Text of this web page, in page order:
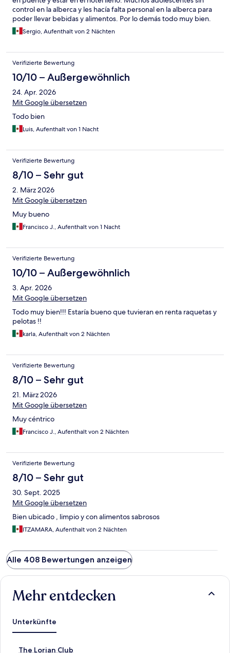
control en la alberca y les hacía falta personal en la alberca para
poder llevar bebidas y alimentos. Por lo demás todo muy bien.
Sergio, Aufenthalt von 2 Nächten
Verifizierte Bewertung
10/10 – Außergewöhnlich
24. Apr. 2026
Mit Google übersetzen
Todo bien
Luis, Aufenthalt von 1 Nacht
Verifizierte Bewertung
8/10 – Sehr gut
2. März 2026
Mit Google übersetzen
Muy bueno
Francisco J., Aufenthalt von 1 Nacht
Verifizierte Bewertung
10/10 – Außergewöhnlich
3. Apr. 2026
Mit Google übersetzen
Todo muy bien!!! Estaría bueno que tuvieran en renta raquetas y
pelotas !!
karla, Aufenthalt von 2 Nächten
Verifizierte Bewertung
8/10 – Sehr gut
21. März 2026
Mit Google übersetzen
Muy céntrico
Francisco J., Aufenthalt von 2 Nächten
Verifizierte Bewertung
8/10 – Sehr gut
30. Sept. 2025
Mit Google übersetzen
Bien ubicado , limpio y con alimentos sabrosos
ITZAMARA, Aufenthalt von 2 Nächten
Alle 408 Bewertungen anzeigen
Mehr entdecken
Unterkünfte
The Lorian Club
L